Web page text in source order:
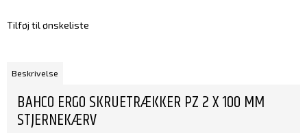
Tilføj til ønskeliste
Beskrivelse
BAHCO ERGO SKRUETRÆKKER PZ 2 X 100 MM
STJERNEKÆRV